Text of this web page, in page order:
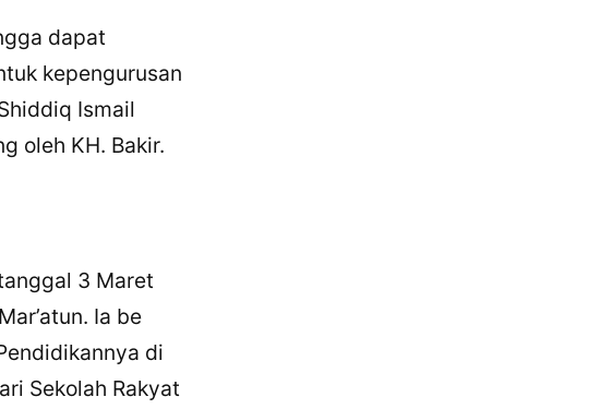
dapat
kepengurusan
Ismail
oleh KH. Bakir.
3 Maret
Ia be
di
Sekolah Rakyat